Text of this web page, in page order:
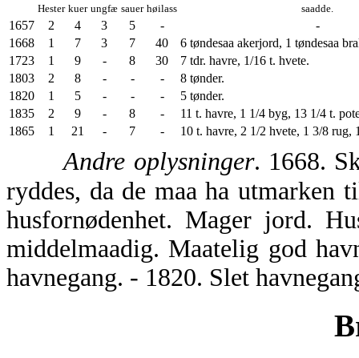
Hester kuer ungfæ sauer høilass saadde.
1657 2 4 3 5 -
-
1668
1 7 3 7 40
6 tøndesaa akerjord, 1 tøndesaa
1723
1 9 - 8 30
7 tdr. havre, 1/16 t. hvete.
1803
2 8 - - -
8 tønder.
1820
1 5 - - -
5 tønder.
1835
2 9 - 8 -
11 t. havre, 1 1/4 byg, 13 1/4 t.
1865
1 21 - 7 - 10 t. havre, 2 1/2 hvete, 1 3/8 rug,
Andre oplysninger. 1668.
ryddes, da de maa ha utmarken
husfornødenhet. Mager jord.
middelmaadig. Maatelig god
havnegang. - 1820. Slet